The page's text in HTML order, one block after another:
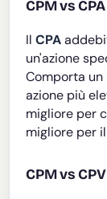
CPM vs
IlCPA
un'azione
Comporta
azione più
migliore per
migliore per
CPM vs